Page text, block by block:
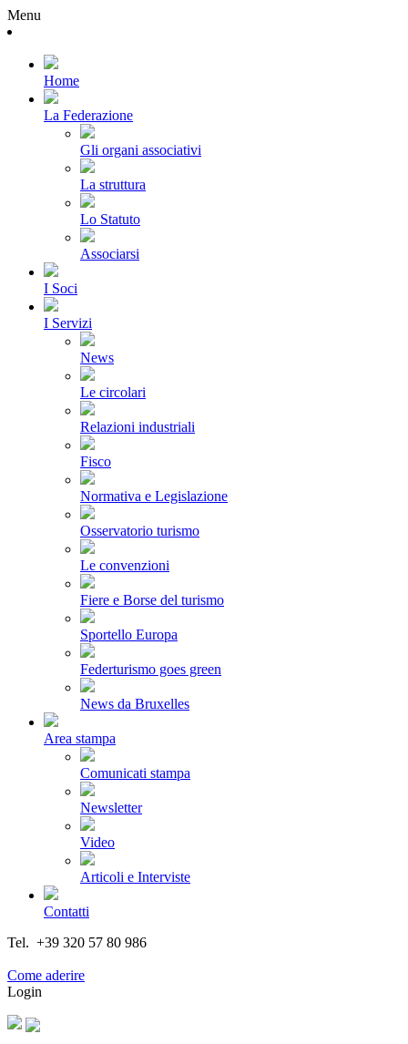
Menu
Home
La Federazione
Gli organi associativi
La struttura
Lo Statuto
Associarsi
I Soci
I Servizi
News
Le circolari
Relazioni industriali
Fisco
Normativa e Legislazione
Osservatorio turismo
Le convenzioni
Fiere e Borse del turismo
Sportello Europa
Federturismo goes green
News da Bruxelles
Area stampa
Comunicati stampa
Newsletter
Video
Articoli e Interviste
Contatti
Tel. +39 320 57 80 986
Come aderire
Login